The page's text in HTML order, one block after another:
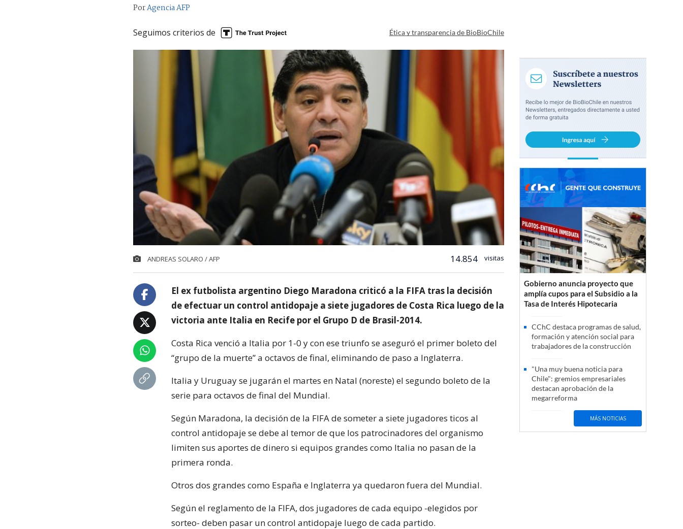
PorAgencia AFP
Seguimos criterios de Ética y transparencia de BioBioChile
ANDREAS SOLARO / AFP 14.854 visitas
El ex futbolista argentino Diego Maradona criticó a la FIFA tras la decisión
de efectuar un control antidopaje a siete jugadores de Costa Rica luego de la
victoria ante Italia en Recife por el Grupo D de Brasil-2014.
Costa Rica venció a Italia por 1-0 y con ese triunfo se aseguró el primer boleto del
“grupo de la muerte” a octavos de final, eliminando de paso a Inglaterra.
Italia y Uruguay se jugarán el martes en Natal (noreste) el segundo boleto de la
serie para octavos de final del Mundial.
Según Maradona, la decisión de la FIFA de someter a siete jugadores ticos al
control antidopaje se debe al temor de que los patrocinadores del organismo
limiten sus aportes de dinero si equipos grandes como Italia no pasan de la
primera ronda.
Otros dos grandes como España e Inglaterra ya quedaron fuera del Mundial.
Según el reglamento de la FIFA, dos jugadores de cada equipo -elegidos por
sorteo- deben pasar un control antidopaje luego de cada partido.
Gobierno anuncia proyecto que
amplía cupos para el Subsidio a la
Tasa de Interés Hipotecaria
CChC destaca programas de salud,
formación y atención social para
trabajadores de la construcción
"Una muy buena noticia para
Chile": gremios empresariales
destacan aprobación de la
megarreforma
MÁS NOTICIAS